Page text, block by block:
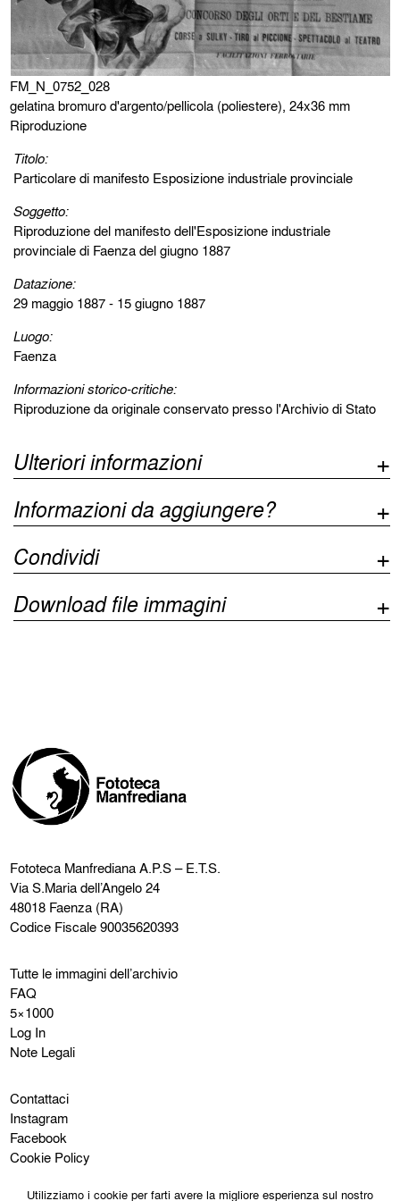
FM_N_0752_028
gelatina bromuro d'argento/pellicola (poliestere), 24x36 mm
Riproduzione
Titolo:
Particolare di manifesto Esposizione industriale provinciale
Soggetto:
Riproduzione del manifesto dell'Esposizione industriale
provinciale di Faenza del giugno 1887
Datazione:
29 maggio 1887 - 15 giugno 1887
Luogo:
Faenza
Informazioni storico-critiche:
Riproduzione da originale conservato presso l'Archivio di Stato
Ulteriori informazioni
Informazioni da aggiungere?
Condividi
Download file immagini
Fototeca ManfredianaA.P.S – E.T.S.
Via S.Maria dell’Angelo 24
48018 Faenza (RA)
Codice Fiscale 90035620393
Tutte le immagini dell’archivio
FAQ
5×1000
Log In
Note Legali
Contattaci
Instagram
Facebook
Cookie Policy
Utilizziamo i cookie per farti avere la migliore esperienza sul nostro